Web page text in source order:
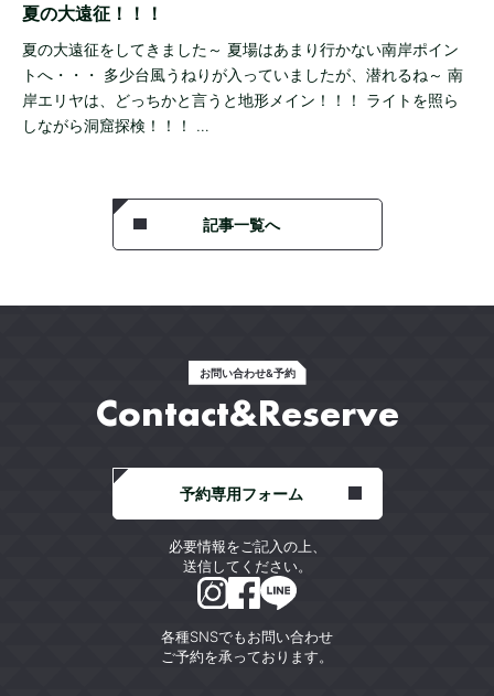
夏の大遠征！！！
夏の大遠征をしてきました～ 夏場はあまり行かない南岸ポイン
トへ・・・ 多少台風うねりが入っていましたが、潜れるね～ 南
岸エリヤは、どっちかと言うと地形メイン！！！ ライトを照ら
しながら洞窟探検！！！ …
記事一覧へ
お問い合わせ&予約
Contact&Reserve
各種SNSでもお問い合わせ
ご予約を承っております。
予約専用フォーム
必要情報をご記入の上、
送信してください。